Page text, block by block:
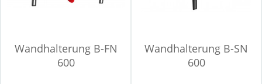
Wandhalterung B-FN
600
Wandhalterung B-SN
600